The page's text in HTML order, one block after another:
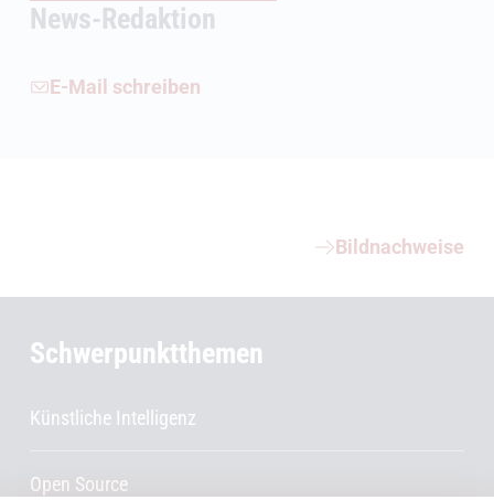
News-Redaktion
E-Mail schreiben
Bildnachweise
Schwerpunktthemen
Künstliche Intelligenz
Open Source